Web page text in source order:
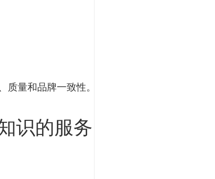
量和品牌一致性。
识的服务